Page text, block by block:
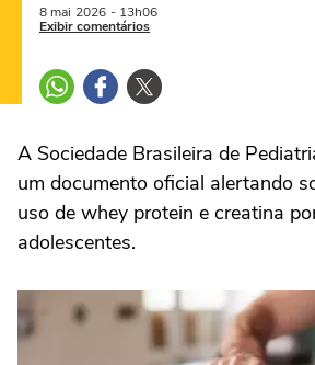
8 mai 2026 - 13h06
Exibir comentários
A Sociedade Brasileira de
um documento oficial alertando
uso de whey protein e creatina
adolescentes.